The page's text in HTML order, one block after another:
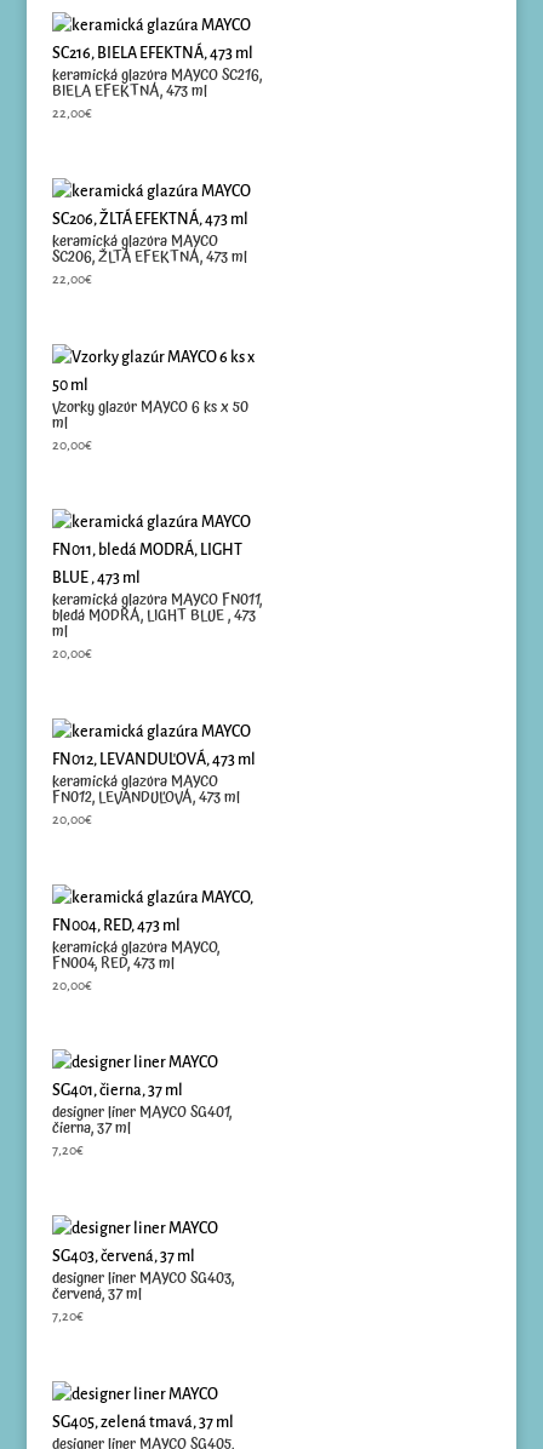
keramická glazúra MAYCO SC216,
BIELA EFEKTNÁ, 473 ml
22,00€
keramická glazúra MAYCO
SC206, ŽLTÁ EFEKTNÁ, 473 ml
22,00€
Vzorky glazúr MAYCO 6 ks x 50
ml
20,00€
keramická glazúra MAYCO FN011,
bledá MODRÁ, LIGHT BLUE , 473
ml
20,00€
keramická glazúra MAYCO
FN012, LEVANDUĽOVÁ, 473 ml
20,00€
keramická glazúra MAYCO,
FN004, RED, 473 ml
20,00€
designer liner MAYCO SG401,
čierna, 37 ml
7,20€
designer liner MAYCO SG403,
červená, 37 ml
7,20€